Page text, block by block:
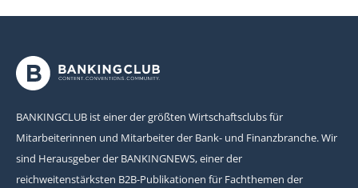
BANKINGCLUB ist einer der größten Wirtschaftsclubs für
Mitarbeiterinnen und Mitarbeiter der Bank- und Finanzbranche. Wir
sind Herausgeber der BANKINGNEWS, einer der
reichweitenstärksten B2B-Publikationen für Fachthemen der